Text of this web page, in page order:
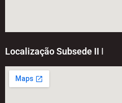
Localização Subsede II I